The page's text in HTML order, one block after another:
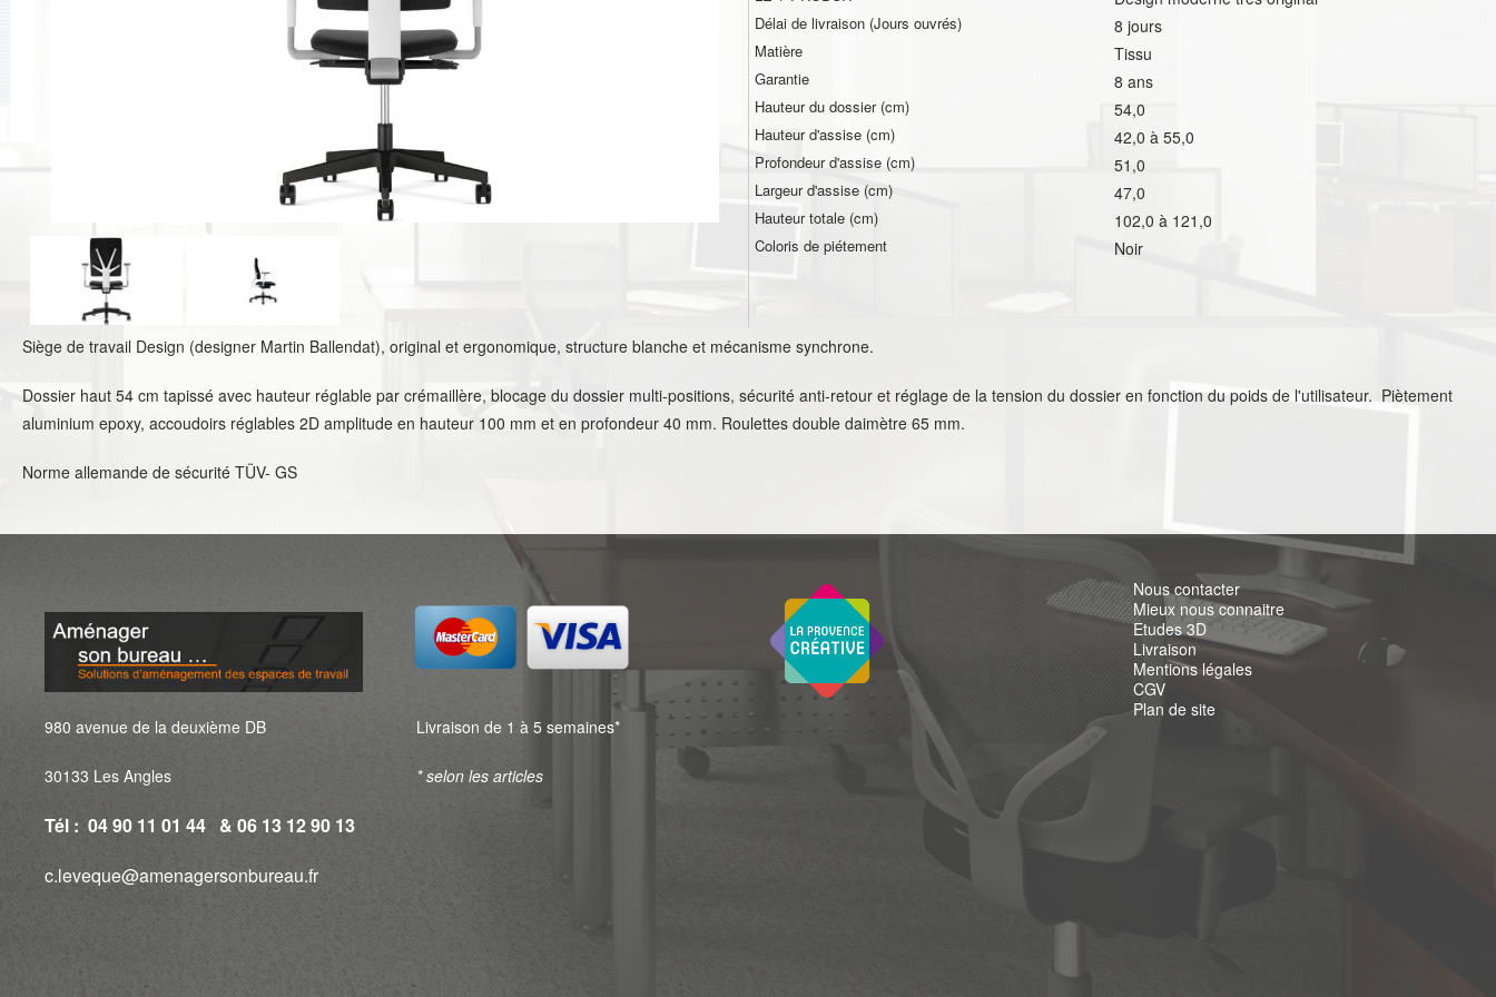
Délai de livraison (Jours ouvrés) 8 jours
Matière Tissu
Garantie 8 ans
Hauteur du dossier (cm) 54,0
Hauteur d'assise (cm) 42,0 à 55,0
Profondeur d'assise (cm) 51,0
Largeur d'assise (cm) 47,0
Hauteur totale (cm) 102,0 à 121,0
Coloris de piétement Noir
Siège de travail Design (designer Martin Ballendat), original et ergonomique, structure blanche et mécanisme synchrone.
Dossier haut 54 cm tapissé avec hauteur réglable par crémaillère, blocage du dossier multi-positions, sécurité anti-retour et réglage de la tension du dossier en fonction du poids de l'utilisateur. Piètement
aluminium epoxy, accoudoirs réglables 2D amplitude en hauteur 100 mm et en profondeur 40 mm. Roulettes double daimètre 65 mm.
Norme allemande de sécurité TÜV- GS
980 avenue de la deuxième DB
30133 Les Angles
Tél : 04 90 11 01 44 & 06 13 12 90 13
c.leveque@amenagersonbureau.fr
Livraison de 1 à 5 semaines*
* selon les articles
Nous contacter
Mieux nous connaitre
Etudes 3D
Livraison
Mentions légales
CGV
Plan de site